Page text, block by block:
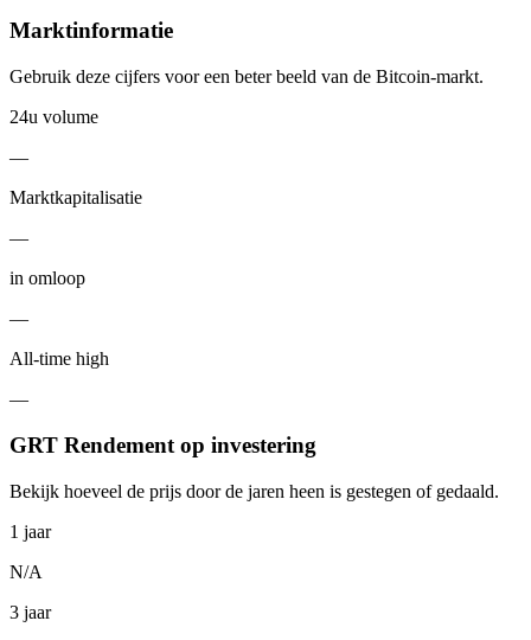
Marktinformatie
Gebruik deze cijfers voor een beter beeld van de Bitcoin-markt.
24u volume
—
Marktkapitalisatie
—
in omloop
—
All-time high
—
GRT Rendement op investering
Bekijk hoeveel de prijs door de jaren heen is gestegen of gedaald.
1 jaar
N/A
3 jaar